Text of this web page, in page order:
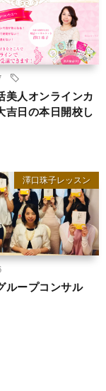
美人オンラインカ
吉日の本日開校し
澤口珠子レッスン
ループコンサル